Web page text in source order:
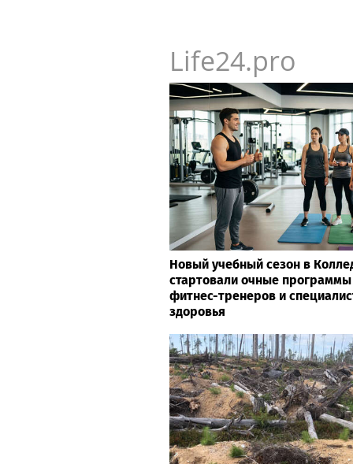
Life24.pro
Новый учебный сезон в
стартовали очные программы
фитнес-тренеров и
здоровья